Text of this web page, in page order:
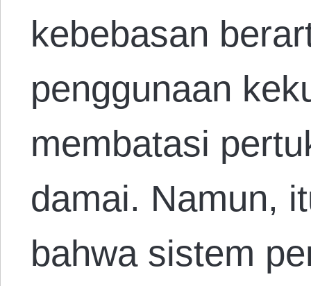
kebebasan
penggunaan
membatasi
damai. Namun,
bahwa sistem